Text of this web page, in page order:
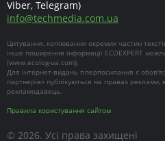
Viber, Telegram)
info@techmedia.com.ua
Цитування, копіювання окремих частин
інше поширення інформації ECOEXPERT
(www.ecolog-ua.com).
Для інтернет-видань гіперпосилання є
партнерів» публікуються на правах реклами,
рекламодавець.
Правила користування сайтом
© 2026. Усі права захищені